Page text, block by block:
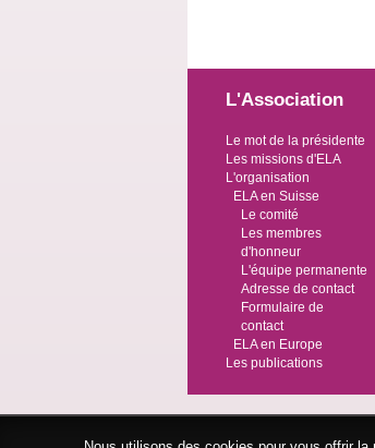
L'Association
Le mot de la présidente
Les missions d'ELA
L'organisation
ELA en Suisse
Le comité
Les membres
d'honneur
L'équipe permanente
Adresse de contact
Formulaire de
contact
ELA en Europe
Les publications